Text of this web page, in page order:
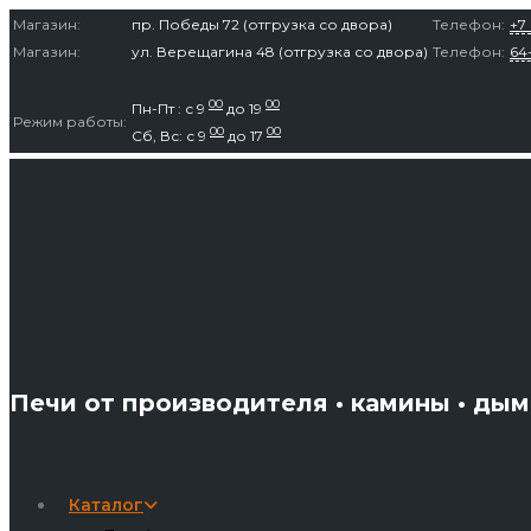
Перейти
к
Магазин: пр. Победы 72 (отгрузка со двора) Телефон: +7
Магазин:
ул. Верещагина 48 (отгрузка со двора) Телефон:
Режим работы:
Пн-Пт : с 9 00 до 19 00
Сб, Вс: с 9 00 до 17 00
Печи от производителя • камины •
Каталог